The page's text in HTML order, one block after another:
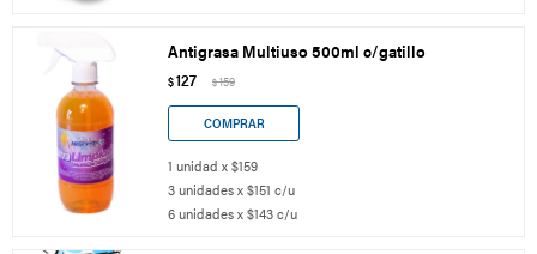
Antigrasa Multiuso 500ml c/gatillo
$127 $159
1 unidad x $159
3 unidades x $151 c/u
6 unidades x $143 c/u